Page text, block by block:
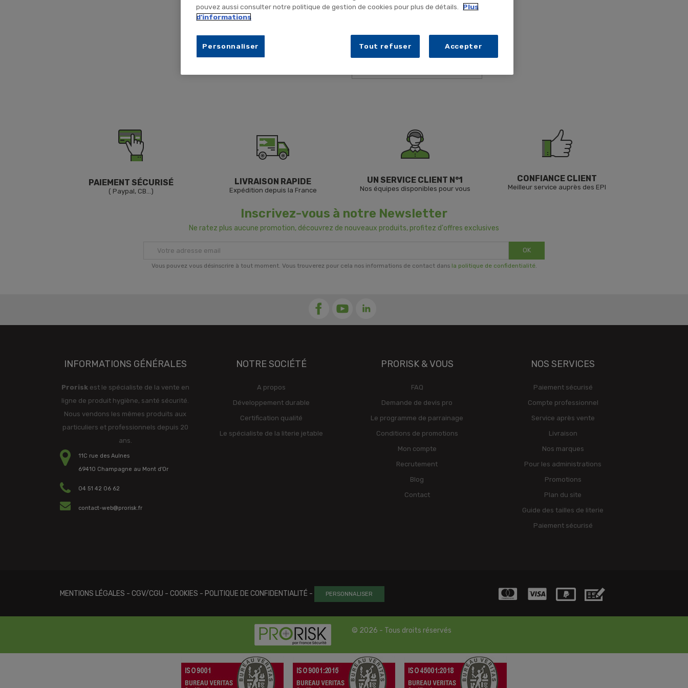
PAIEMENT SÉCURISÉ
( Paypal, CB...)
LIVRAISON RAPIDE
Expédition depuis la France
UN SERVICE CLIENT N°1
Nos équipes disponibles pour vous
CONFIANCE CLIENT
Meilleur service auprès des EPI
Inscrivez-vous à notre Newsletter
Ne ratez plus aucune promotion, découvrez de nouveaux produits, profitez d'offres exclusives
OK
Vous pouvez vous désinscrire à tout moment. Vous trouverez pour cela nos informations de contact dans la politique de confidentialité.
INFORMATIONS GÉNÉRALES
Prorisk est le spécialiste de la vente en
ligne de produit hygiène, santé sécurité.
Nous vendons les mêmes produits aux
particuliers et professionnels depuis 20
ans.
11C rue des Aulnes
69410 Champagne au Mont d'Or
04 51 42 06 62
contact-web@prorisk.fr
NOTRE SOCIÉTÉ
A propos
Développement durable
Certification qualité
Le spécialiste de la literie jetable
PRORISK & VOUS
FAQ
Demande de devis pro
Le programme de parrainage
Conditions de promotions
Mon compte
Recrutement
Blog
Contact
NOS SERVICES
Paiement sécurisé
Compte professionnel
Service après vente
Livraison
Nos marques
Pour les administrations
Promotions
Plan du site
Guide des tailles de literie
Paiement sécurisé
MENTIONS LÉGALES - CGV/CGU - COOKIES - POLITIQUE DE CONFIDENTIALITÉ - PERSONNALISER
© 2026 - Tous droits réservés
pouvez aussi consulter notre politique de gestion de cookies pour plus de détails.
Plus
d'informations
Personnaliser Tout refuser Accepter